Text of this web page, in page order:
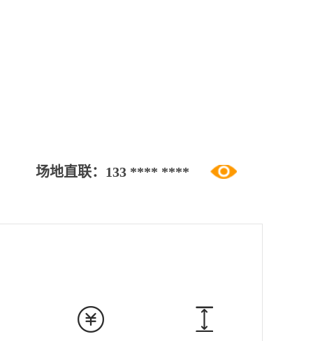
场地直联： 133 **** ****